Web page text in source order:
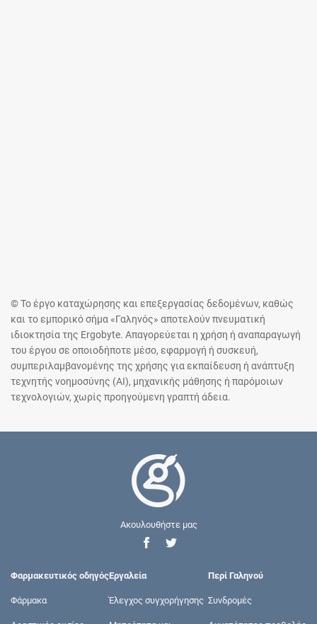
© Το έργο καταχώρησης και επεξεργασίας δεδομένων, καθώς
και το εμπορικό σήμα «Γαληνός» αποτελούν πνευματική
ιδιοκτησία της Ergobyte. Απαγορεύεται η χρήση ή αναπαραγωγή
του έργου σε οποιοδήποτε μέσο, εφαρμογή ή συσκευή,
συμπεριλαμβανομένης της χρήσης για εκπαίδευση ή ανάπτυξη
τεχνητής νοημοσύνης (AI), μηχανικής μάθησης ή παρόμοιων
τεχνολογιών, χωρίς προηγούμενη γραπτή άδεια.
Ακουλουθήστε μας
Φαρμακευτικός οδηγός
Φάρμακα
Εργαλεία
Έλεγχος συγχορήγησης
Περί Γαληνού
Συνδρομές